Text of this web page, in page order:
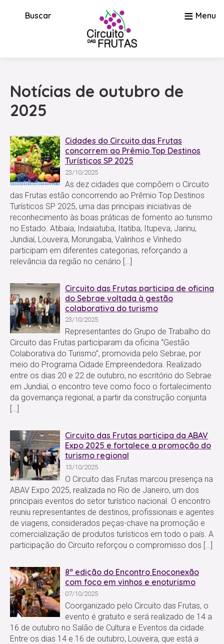
Buscar ≡ Menu
Notícias de outubro de
2025
Cidades do Circuito das Frutas
concorrem ao Prêmio Top Destinos
Turísticos SP 2025
23/10/2025
As dez cidades que compõem o Circuito
das Frutas estão concorrendo ao Prêmio Top Destinos
Turísticos SP 2025, uma das principais iniciativas de
reconhecimento às boas práticas de fomento ao turismo
no Estado. Atibaia, Indaiatuba, Itatiba, Itupeva, Jarinu,
Jundiaí, Louveira, Morungaba, Valinhos e Vinhedo
participam em diferentes categorias, reforçando a
relevância da região no cenário […]
Circuito das Frutas participa de oficina
do Sebrae voltada à gestão
colaborativa do turismo
23/10/2025
Representantes do Grupo de Trabalho do
Circuito das Frutas participaram da oficina “Gestão
Colaborativa do Turismo”, promovida pelo Sebrae, por
meio do Programa Cidade Empreendedora. Realizado
entre os dias 20 e 22 de outubro, no escritório do Sebrae
em Jundiaí, o encontro teve como foco o fortalecimento
da governança regional, a partir da construção conjunta
[…]
Circuito das Frutas participa da ABAV
Expo 2025 e fortalece a promoção do
turismo regional
13/10/2025
O Circuito das Frutas marcou presença na
ABAV Expo 2025, realizada no Rio de Janeiro, um dos
principais eventos do setor turístico nacional. O encontro
reuniu representantes de destinos, profissionais e agentes
de viagens, considerados peças-chave na promoção e
comercialização de produtos turísticos em todo o país. A
participação do Circuito reforçou o compromisso dos […]
8ª edição do Encontro Enoconexão
com foco em vinhos e enoturismo
07/10/2025
Coorganizado pelo Circuito das Frutas, o
evento é gratuito e será realizado de 14 a
16 de outubro no Salão de Cultura e Eventos da cidade.
Entre os dias 14 e 16 de outubro, Louveira, que está a